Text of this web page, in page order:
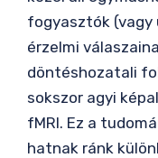
fogyasztók (vagy
érzelmi
döntéshozatali
sokszor agyi
fMRI. Ez a
hatnak ránk